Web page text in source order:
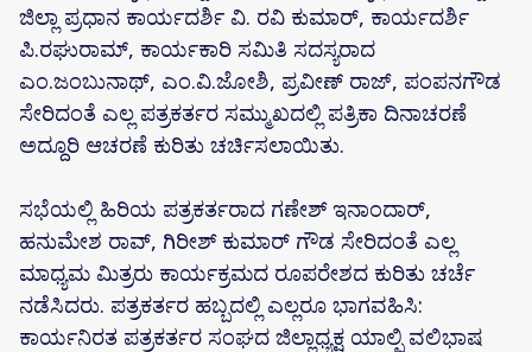
ಜಿಲ್ಲಾ ಪ್ರಧಾನ ಕಾರ್ಯದರ್ಶಿ ವಿ. ರವಿ ಕುಮಾರ್, ಕಾರ್ಯದರ್ಶಿ
ಪಿ.ರಘುರಾಮ್, ಕಾರ್ಯಕಾರಿ ಸಮಿತಿ ಸದಸ್ಯರಾದ
ಎಂ.ಜಂಬುನಾಥ್, ಎಂ.ವಿ.ಜೋಶಿ, ಪ್ರವೀಣ್ ರಾಜ್, ಪಂಪನಗೌಡ
ಸೇರಿದಂತೆ ಎಲ್ಲ ಪತ್ರಕರ್ತರ ಸಮ್ಮುಖದಲ್ಲಿ ಪತ್ರಿಕಾ ದಿನಾಚರಣೆ
ಅದ್ದೂರಿ ಆಚರಣೆ ಕುರಿತು ಚರ್ಚಿಸಲಾಯಿತು.
ಸಭೆಯಲ್ಲಿ ಹಿರಿಯ ಪತ್ರಕರ್ತರಾದ ಗಣೇಶ್ ಇನಾಂದಾರ್,
ಹನುಮೇಶ ರಾವ್, ಗಿರೀಶ್ ಕುಮಾರ್ ಗೌಡ ಸೇರಿದಂತೆ ಎಲ್ಲ
ಮಾಧ್ಯಮ ಮಿತ್ರರು ಕಾರ್ಯಕ್ರಮದ ರೂಪರೇಶದ ಕುರಿತು ಚರ್ಚೆ
ನಡೆಸಿದರು. ಪತ್ರಕರ್ತರ ಹಬ್ಬದಲ್ಲಿ ಎಲ್ಲರೂ ಭಾಗವಹಿಸಿ:
ಕಾರ್ಯನಿರತ ಪತ್ರಕರ್ತರ ಸಂಘದ ಜಿಲ್ಲಾಧ್ಯಕ್ಷ ಯಾಲ್ಪಿ ವಲಿಭಾಷ